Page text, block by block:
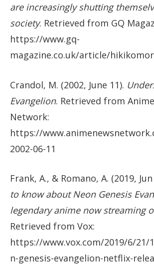
are increasingly shutting
society. Retrieved from GQ
https://www.gq-
magazine.co.uk/article/
Crandol, M. (2002, June 11).
Evangelion. Retrieved from
Network:
https://
2002-06-11
Frank, A., & Romano, A. (2019, Jun
to know about Neon Genesis
legendary anime now streaming
Retrieved from Vox:
https://www.vox.com/2019/6/21/
n-genesis-evangelion-netflix-